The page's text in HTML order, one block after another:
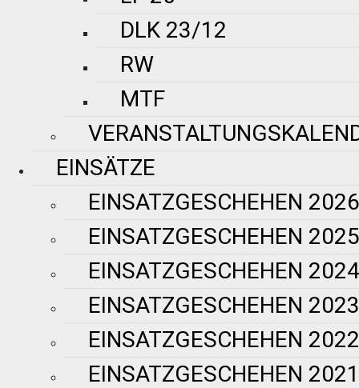
DLK 23/12
RW
MTF
EINSÄTZE
EINSATZGESCHEHEN 2026
EINSATZGESCHEHEN 2025
EINSATZGESCHEHEN 2024
EINSATZGESCHEHEN 2023
EINSATZGESCHEHEN 2022
EINSATZGESCHEHEN 2021